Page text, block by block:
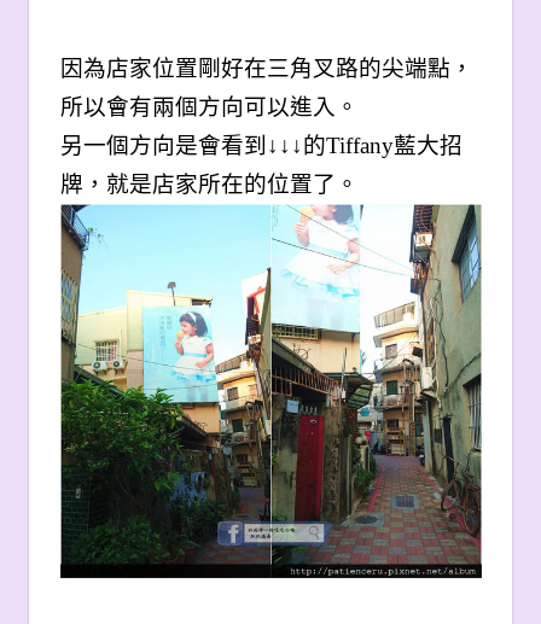
因為店家位置剛好在三角叉路的尖端點，
所以會有兩個方向可以進入。
另一個方向是會看到↓↓↓的Tiffany藍大招
牌，就是店家所在的位置了。